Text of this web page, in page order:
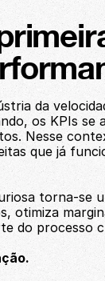
da
os KPIs se
Nesse
que já
torna-se
otimiza
do processo